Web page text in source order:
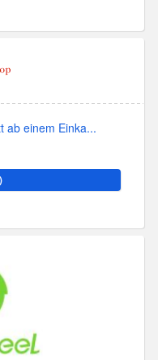
ab einem Einka...